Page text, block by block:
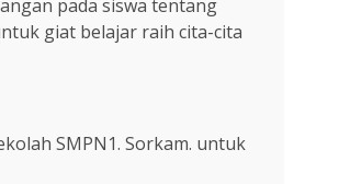
pada siswa tentang
giat belajar raih cita-cita
SMPN1. Sorkam. untuk